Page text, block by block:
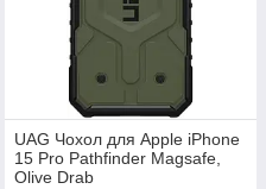
UAG Чохол для Apple iPhone
15 Pro Pathfinder Magsafe,
Olive Drab